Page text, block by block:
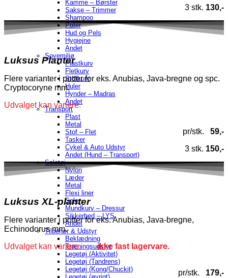
Kamme – Børster
Sakse – Trimmer
Shampoo
Poter
Hud og Pels
Hygiejne
Andet
Sovemiljø
Plastkurv
Fletkurv
Stofkurv
Huler
Hynder – Madras
Andet
Transport
Plast
Metal
Stof – Flet
Tasker
Cykel & Auto Udstyr
Andet (Hund – Transport)
Seletøj
Nylon
Læder
Metal
Flexi liner
Seler
Mundkurv – Dressur
Sikkerhed – LYS
Andet
Tilbehør & Udstyr
Beklædning
Træningsudstyr
Legetøj (Aktivitet)
Legetøj (Tandrens)
Legetøj (Kong/Chuckit)
3 stk. 130,-
Luksus Planter
Flere varianter i potter for eks. Anubias, Java-bregne og spc.
Cryptocoryne mm.
Udvalget kan variere.
pr/stk.
59,-
3 stk. 150,-
Luksus XL-planter
Flere varianter i potter for eks.Anubias, Java-bregne,
Echinodorusmm.
Udvalget kan variere.ikke fast lagervare.
pr/stk. 179,-